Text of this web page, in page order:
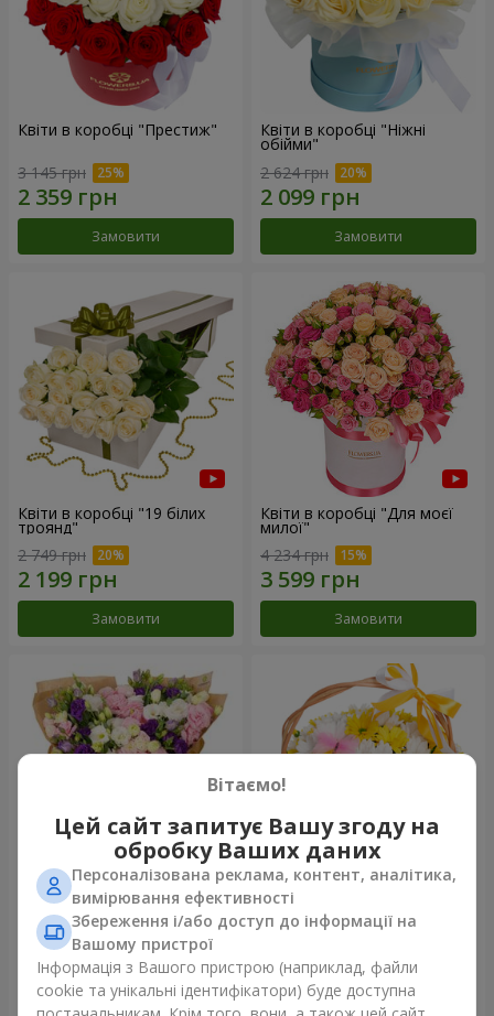
Квіти в коробці "Престиж"
3 145 грн
Замовити
Квіти в коробці "Ніжні
обійми"
2 624 грн
Замовити
Квіти в коробці "19 білих
троянд"
2 749 грн
Замовити
Квіти в коробці "Для моєї
милої"
4 234 грн
Замовити
15 різнокольорових еустом
3 145 грн
Замовити
Кошик "Сонечко"
Замовити
Вітаємо!
Цей сайт запитує Вашу згоду на
обробку Ваших даних
Персоналізована реклама, контент, аналітика,
вимірювання ефективності
Збереження і/або доступ до інформації на
Вашому пристрої
Інформація з Вашого пристрою (наприклад, файли
cookie та унікальні ідентифікатори) буде доступна